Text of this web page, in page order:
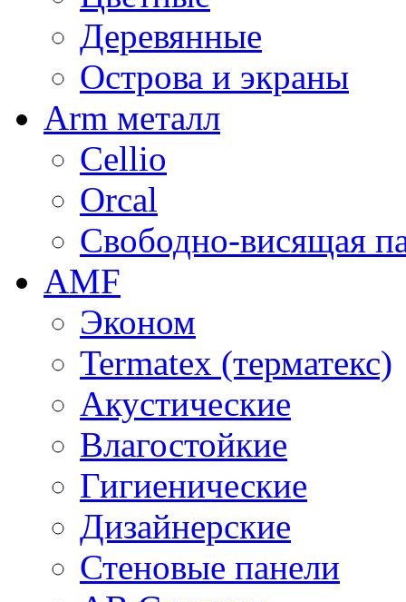
Деревянные
Острова и экраны
Arm металл
Cellio
Orcal
Свободно-висящая
AMF
Эконом
Termatex (терматекс)
Акустические
Влагостойкие
Гигиенические
Дизайнерские
Стеновые панели